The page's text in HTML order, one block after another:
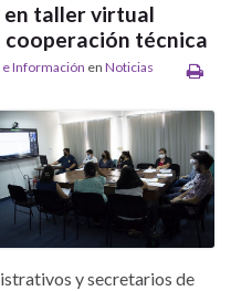
en taller virtual
técnica
Información en Noticias
y secretarios de